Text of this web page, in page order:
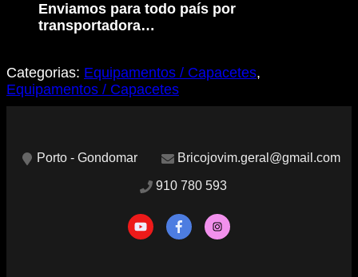
Enviamos para todo país por
transportadora…
Categorias: Equipamentos / Capacetes,
Equipamentos / Capacetes
Porto - Gondomar Bricojovim.geral@gmail.com
910 780 593